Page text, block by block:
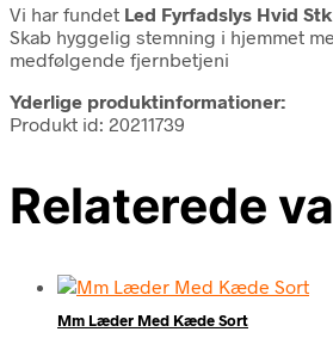
Vi har fundet Led Fyrfadslys Hvid
Skab hyggelig stemning i hjemmet
medfølgende fjernbetjeni
Yderlige produktinformationer:
Produkt id: 20211739
Relaterede
Mm Læder Med Kæde Sort